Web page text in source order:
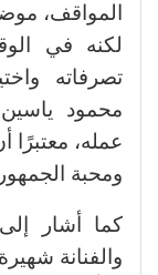
المواقف،
لكنه في
تصرفاته
محمود
عمله،
ومحبة
كما أشار
والفنانة